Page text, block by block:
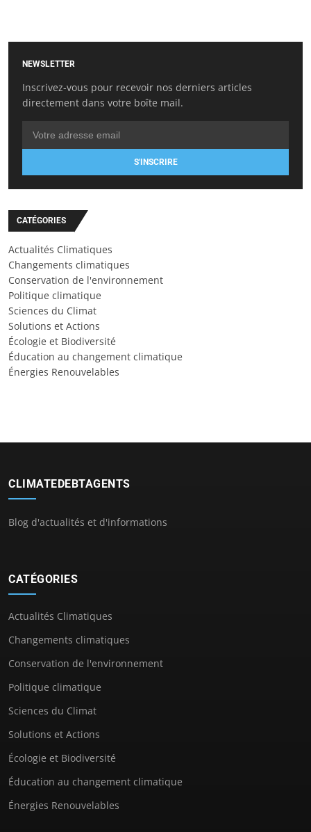
NEWSLETTER
Inscrivez-vous pour recevoir nos derniers articles
directement dans votre boîte mail.
S'INSCRIRE
CATÉGORIES
Actualités Climatiques
Changements climatiques
Conservation de l'environnement
Politique climatique
Sciences du Climat
Solutions et Actions
Écologie et Biodiversité
Éducation au changement climatique
Énergies Renouvelables
CLIMATEDEBTAGENTS
Blog d'actualités et d'informations
CATÉGORIES
Actualités Climatiques
Changements climatiques
Conservation de l'environnement
Politique climatique
Sciences du Climat
Solutions et Actions
Écologie et Biodiversité
Éducation au changement climatique
Énergies Renouvelables